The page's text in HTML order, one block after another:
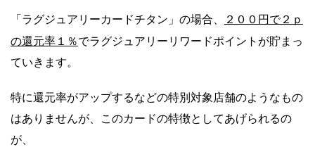
「ラグジュアリーカードチタン」の場合、
２００円で２ｐ
の還元率１％でラグジュアリーリワードポイントが貯まっ
ていきます。
特に還元率がアップするなどの特別対象店舗のようなもの
はありませんが、このカードの特徴としてあげられるの
が、